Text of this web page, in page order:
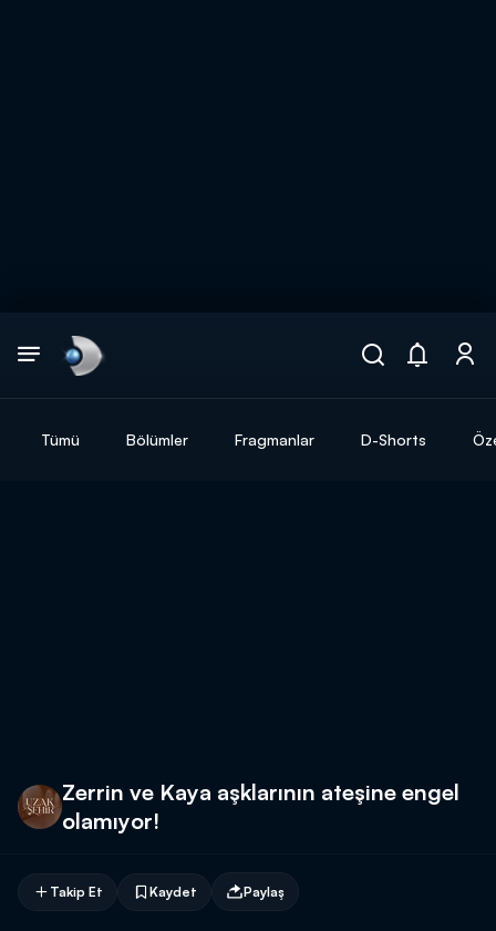
Tümü Bölümler Fragmanlar D-Shorts
Zerrin ve Kaya aşklarının ateşine engel
olamıyor!
Takip Et Kaydet Paylaş